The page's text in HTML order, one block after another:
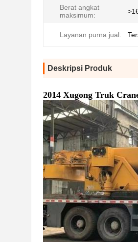
Berat angkat
maksimum:
Layanan purna jual:
Deskripsi Produk
2014 Xugong Truk